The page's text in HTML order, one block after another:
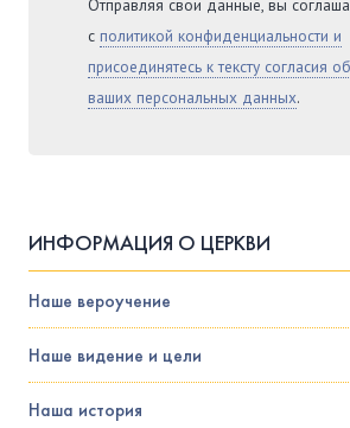
Отправляя свои данные, вы
с политикой конфиденциальности и
присоединятесь к тексту согласия
ваших персональных данных.
ИНФОРМАЦИЯ О ЦЕРКВИ
Наше вероучение
Наше видение и цели
Наша история